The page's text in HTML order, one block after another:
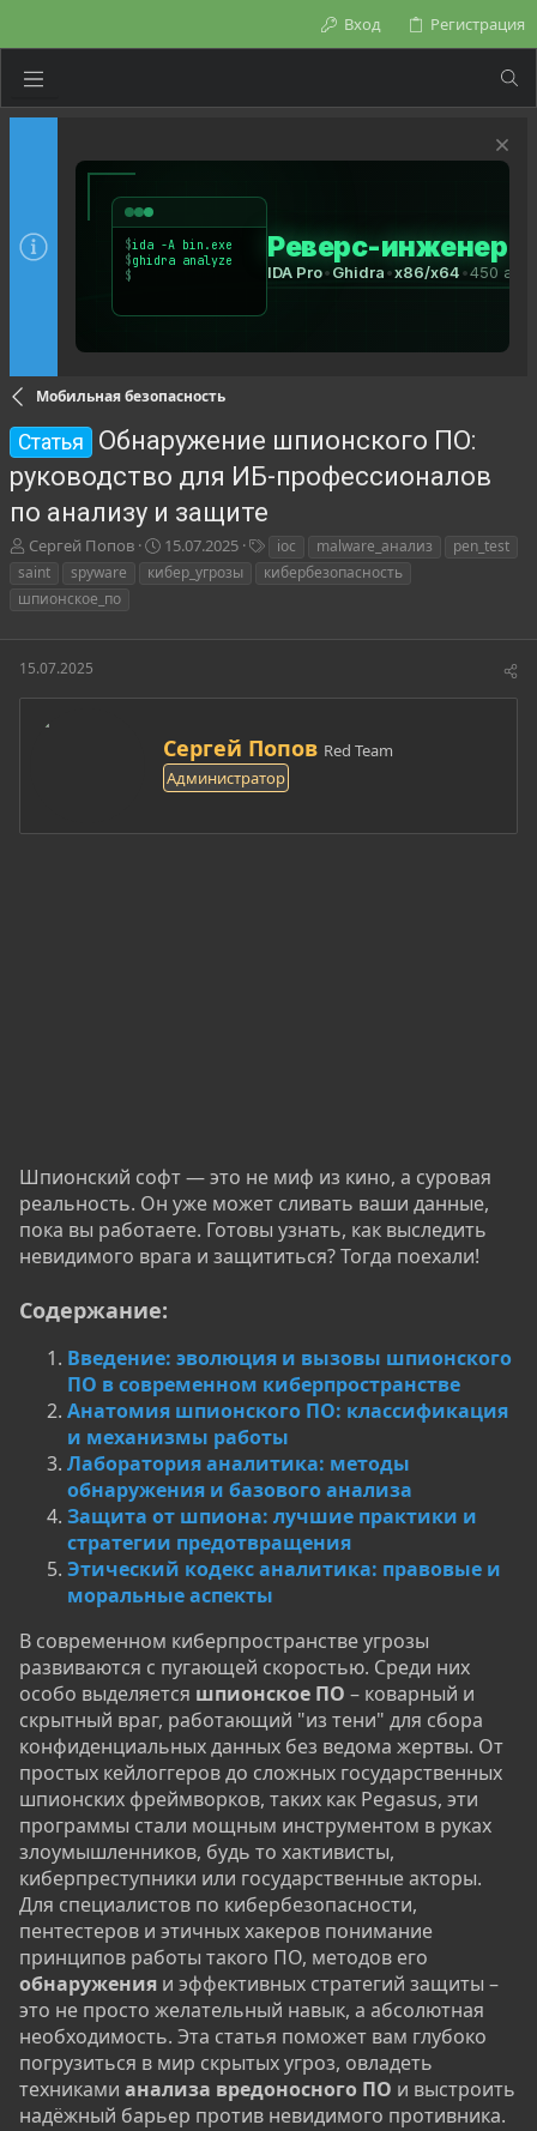
Вход Регистрация
Мобильная безопасность
Статья
Обнаружение шпионского ПО:
руководство для ИБ-профессионалов
по анализу и защите
А
в
о
е
м
Сергей Попов
Д
а
а
а
15.07.2025
е
ioc malware_анализ
pen_test
saint
spyware кибер_угрозы
кибербезопасность
шпионское_по
15.07.2025
А
в
т
р
Сергей Попов Red Team
Администратор
Шпионский софт — это не миф из кино, а суровая
реальность. Он уже может сливать ваши данные,
пока вы работаете. Готовы узнать, как выследить
невидимого врага и защититься? Тогда поехали!
Содержание:
Введение: эволюция и вызовы шпионского
ПО в современном киберпространстве
Анатомия шпионского ПО: классификация
и механизмы работы
Лаборатория аналитика: методы
обнаружения и базового анализа
Защита от шпиона: лучшие практики и
стратегии предотвращения
Этический кодекс аналитика: правовые и
моральные аспекты
В современном киберпространстве угрозы
развиваются с пугающей скоростью. Среди них
особо выделяется шпионское ПО – коварный и
скрытный враг, работающий "из тени" для сбора
конфиденциальных данных без ведома жертвы. От
простых кейлоггеров до сложных государственных
шпионских фреймворков, таких как Pegasus, эти
программы стали мощным инструментом в руках
злоумышленников, будь то хактивисты,
киберпреступники или государственные акторы.
Для специалистов по кибербезопасности,
пентестеров и этичных хакеров понимание
принципов работы такого ПО, методов его
обнаружения и эффективных стратегий защиты –
это не просто желательный навык, а абсолютная
необходимость. Эта статья поможет вам глубоко
погрузиться в мир скрытых угроз, овладеть
техниками анализа вредоносного ПО и выстроить
надёжный барьер против невидимого противника.